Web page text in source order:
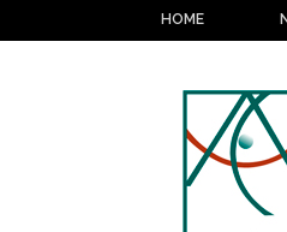
HOME